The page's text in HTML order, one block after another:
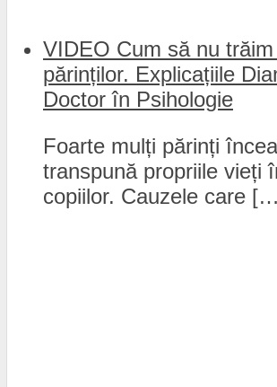
VIDEO Cum să nu
părinților. Explicațiile
Doctor în Psihologie
Foarte mulți părinți
transpună propriile vieți
copiilor. Cauzele care